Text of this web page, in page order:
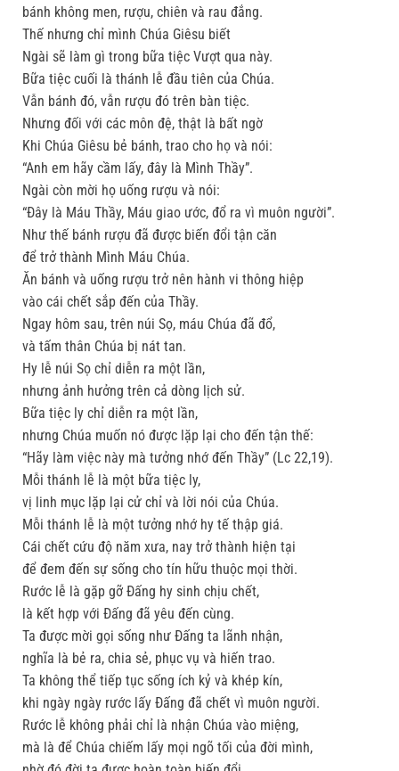
bánh không men, rượu, chiên và rau đắng.
Thế nhưng chỉ mình Chúa Giêsu biết
Ngài sẽ làm gì trong bữa tiệc Vượt qua này.
Bữa tiệc cuối là thánh lễ đầu tiên của Chúa.
Vẫn bánh đó, vẫn rượu đó trên bàn tiệc.
Nhưng đối với các môn đệ, thật là bất ngờ
Khi Chúa Giêsu bẻ bánh, trao cho họ và nói:
“Anh em hãy cầm lấy, đây là Mình Thầy”.
Ngài còn mời họ uống rượu và nói:
“Ðây là Máu Thầy, Máu giao ước, đổ ra vì muôn người”.
Như thế bánh rượu đã được biến đổi tận căn
để trở thành Mình Máu Chúa.
Ăn bánh và uống rượu trở nên hành vi thông hiệp
vào cái chết sắp đến của Thầy.
Ngay hôm sau, trên núi Sọ, máu Chúa đã đổ,
và tấm thân Chúa bị nát tan.
Hy lễ núi Sọ chỉ diễn ra một lần,
nhưng ảnh hưởng trên cả dòng lịch sử.
Bữa tiệc ly chỉ diễn ra một lần,
nhưng Chúa muốn nó được lặp lại cho đến tận thế:
“Hãy làm việc này mà tưởng nhớ đến Thầy” (Lc 22,19).
Mỗi thánh lễ là một bữa tiệc ly,
vị linh mục lặp lại cử chỉ và lời nói của Chúa.
Mỗi thánh lễ là một tưởng nhớ hy tế thập giá.
Cái chết cứu độ năm xưa, nay trở thành hiện tại
để đem đến sự sống cho tín hữu thuộc mọi thời.
Rước lễ là gặp gỡ Ðấng hy sinh chịu chết,
là kết hợp với Ðấng đã yêu đến cùng.
Ta được mời gọi sống như Ðấng ta lãnh nhận,
nghĩa là bẻ ra, chia sẻ, phục vụ và hiến trao.
Ta không thể tiếp tục sống ích kỷ và khép kín,
khi ngày ngày rước lấy Ðấng đã chết vì muôn người.
Rước lễ không phải chỉ là nhận Chúa vào miệng,
mà là để Chúa chiếm lấy mọi ngõ tối của đời mình,